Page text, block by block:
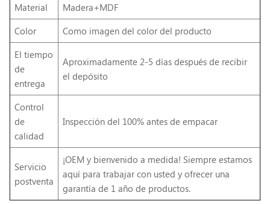
Material
Madera+MDF
Color
Como imagen del color del producto
El tiempo
de
entrega
Aproximadamente 2-5 días después de recibir
el depósito
Control
de
calidad
Inspección del 100% antes de empacar
Servicio
postventa
¡OEM y bienvenido a medida! Siempre estamos
aquí para trabajar con usted y ofrecer una
garantía de 1 año de productos.